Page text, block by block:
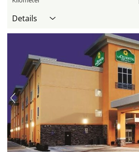
Details